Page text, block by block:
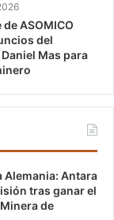
ASOMICO
del
Mas para
Alemania: Antara
tras ganar el
de